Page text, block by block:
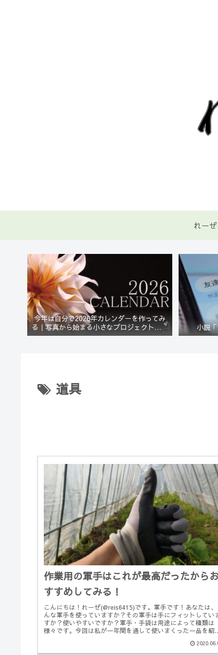
れー
今年は自分で2026年カレンダーを作ってみ
る｜写真から始まる小さなプロジェクト【一
灯花】
小説
道具
作業用の軍手はこれが最高だったから
すすめしてみる！
こんにちは！れーぜ(@reis6415)です。軍手です！あなたは
んな軍手を使っていますか？その軍手は手にフィットしてい
すか？使いやすいですか？軍手・手袋は用途によって種類は
様々です。今回は私が一年間を通して使いまくった一品を紹